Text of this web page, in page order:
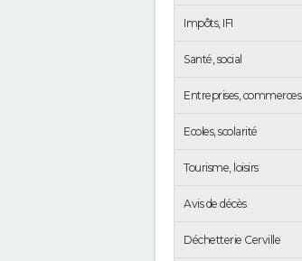
Impôts, IFI
Santé, social
Entreprises, commerces
Ecoles, scolarité
Tourisme, loisirs
Avis de décès
Déchetterie Cerville